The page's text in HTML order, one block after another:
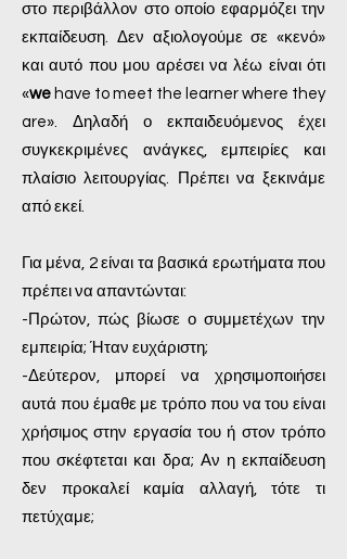
στο περιβάλλον στο οποίο εφαρμόζει την
εκπαίδευση. Δεν αξιολογούμε σε «κενό»
και αυτό που μου αρέσει να λέω είναι ότι
«we have to meet the learner where they
are». Δηλαδή ο εκπαιδευόμενος έχει
συγκεκριμένες ανάγκες, εμπειρίες και
πλαίσιο λειτουργίας. Πρέπει να ξεκινάμε
από εκεί.
Για μένα, 2 είναι τα βασικά ερωτήματα που
πρέπει να απαντώνται:
-Πρώτον, πώς βίωσε ο συμμετέχων την
εμπειρία; Ήταν ευχάριστη;
-Δεύτερον, μπορεί να χρησιμοποιήσει
αυτά που έμαθε με τρόπο που να του είναι
χρήσιμος στην εργασία του ή στον τρόπο
που σκέφτεται και δρα; Αν η εκπαίδευση
δεν προκαλεί καμία αλλαγή, τότε τι
πετύχαμε;